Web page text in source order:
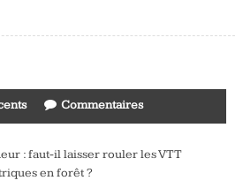
Commentaires
: faut-il laisser rouler les VTT
en forêt ?